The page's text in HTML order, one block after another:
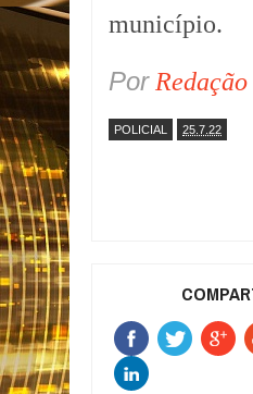
município.
Por
POLICIAL 25.7.22